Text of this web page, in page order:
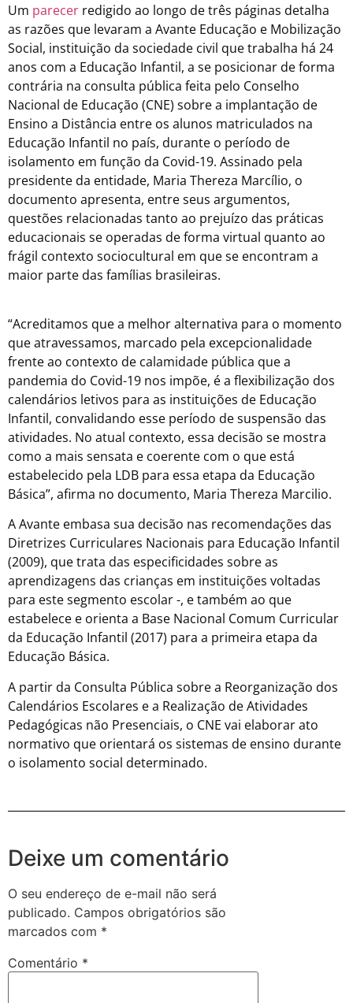
Um parecer redigido ao longo de três páginas detalha
as razões que levaram a Avante Educação e Mobilização
Social, instituição da sociedade civil que trabalha há 24
anos com a Educação Infantil, a se posicionar de forma
contrária na consulta pública feita pelo Conselho
Nacional de Educação (CNE) sobre a implantação de
Ensino a Distância entre os alunos matriculados na
Educação Infantil no país, durante o período de
isolamento em função da Covid-19. Assinado pela
presidente da entidade, Maria Thereza Marcílio, o
documento apresenta, entre seus argumentos,
questões relacionadas tanto ao prejuízo das práticas
educacionais se operadas de forma virtual quanto ao
frágil contexto sociocultural em que se encontram a
maior parte das famílias brasileiras.
“Acreditamos que a melhor alternativa para o momento
que atravessamos, marcado pela excepcionalidade
frente ao contexto de calamidade pública que a
pandemia do Covid-19 nos impõe, é a flexibilização dos
calendários letivos para as instituições de Educação
Infantil, convalidando esse período de suspensão das
atividades. No atual contexto, essa decisão se mostra
como a mais sensata e coerente com o que está
estabelecido pela LDB para essa etapa da Educação
Básica”, afirma no documento, Maria Thereza Marcilio.
A Avante embasa sua decisão nas recomendações das
Diretrizes Curriculares Nacionais para Educação Infantil
(2009), que trata das especificidades sobre as
aprendizagens das crianças em instituições voltadas
para este segmento escolar -, e também ao que
estabelece e orienta a Base Nacional Comum Curricular
da Educação Infantil (2017) para a primeira etapa da
Educação Básica.
A partir da Consulta Pública sobre a Reorganização dos
Calendários Escolares e a Realização de Atividades
Pedagógicas não Presenciais, o CNE vai elaborar ato
normativo que orientará os sistemas de ensino durante
o isolamento social determinado.
Deixe um comentário
O seu endereço de e-mail não será
publicado. Campos obrigatórios são
marcados com *
Comentário *